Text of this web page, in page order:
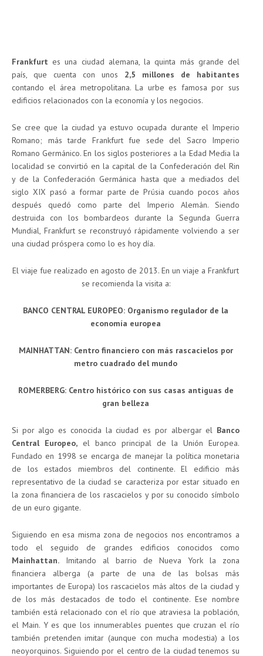
Frankfurt es una ciudad alemana, la quinta más grande del
país, que cuenta con unos 2,5 millones de habitantes
contando el área metropolitana. La urbe es famosa por sus
edificios relacionados con la economía y los negocios.
Se cree que la ciudad ya estuvo ocupada durante el Imperio
Romano; más tarde Frankfurt fue sede del Sacro Imperio
Romano Germánico. En los siglos posteriores a la Edad Media la
localidad se convirtió en la capital de la Confederación del Rin
y de la Confederación Germánica hasta que a mediados del
siglo XIX pasó a formar parte de Prúsia cuando pocos años
después quedó como parte del Imperio Alemán. Siendo
destruida con los bombardeos durante la Segunda Guerra
Mundial, Frankfurt se reconstruyó rápidamente volviendo a ser
una ciudad próspera como lo es hoy día.
El viaje fue realizado en agosto de 2013. En un viaje a Frankfurt
se recomienda la visita a:
BANCO CENTRAL EUROPEO: Organismo regulador de la
economía europea
MAINHATTAN: Centro financiero con más rascacielos por
metro cuadrado del mundo
ROMERBERG: Centro histórico con sus casas antiguas de
gran belleza
Si por algo es conocida la ciudad es por albergar el Banco
Central Europeo, el banco principal de la Unión Europea.
Fundado en 1998 se encarga de manejar la política monetaria
de los estados miembros del continente. El edificio más
representativo de la ciudad se caracteriza por estar situado en
la zona financiera de los rascacielos y por su conocido símbolo
de un euro gigante.
Siguiendo en esa misma zona de negocios nos encontramos a
todo el seguido de grandes edificios conocidos como
Mainhattan. Imitando al barrio de Nueva York la zona
financiera alberga (a parte de una de las bolsas más
importantes de Europa) los rascacielos más altos de la ciudad y
de los más destacados de todo el continente. Ese nombre
también está relacionado con el río que atraviesa la población,
el Main. Y es que los innumerables puentes que cruzan el río
también pretenden imitar (aunque con mucha modestia) a los
neoyorquinos. Siguiendo por el centro de la ciudad tenemos su